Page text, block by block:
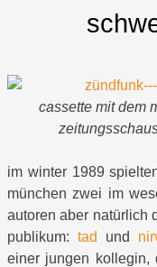
cassette mit dem
im winter 1989
münchen zwei im
autoren aber natürlich
publikum: tad und
einer jungen kollegin,